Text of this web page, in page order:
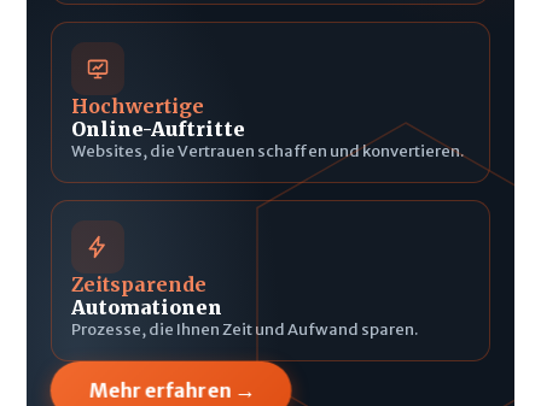
Hochwertige
Online-Auftritte
Websites, die Vertrauen schaffen und konvertieren.
Zeitsparende
Automationen
Prozesse, die Ihnen Zeit und Aufwand sparen.
Mehr erfahren →